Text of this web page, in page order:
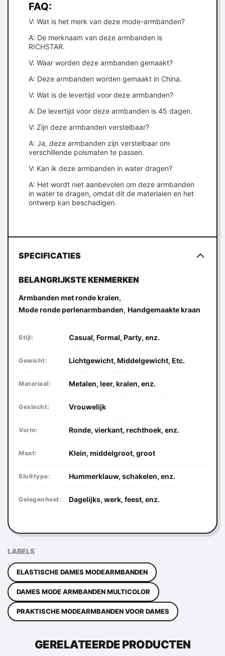
FAQ:
V: Wat is het merk van deze mode-armbanden?
A: De merknaam van deze armbanden is
RICHSTAR.
V: Waar worden deze armbanden gemaakt?
A: Deze armbanden worden gemaakt in China.
V: Wat is de levertijd voor deze armbanden?
A: De levertijd voor deze armbanden is 45 dagen.
V: Zijn deze armbanden verstelbaar?
A: Ja, deze armbanden zijn verstelbaar om
verschillende polsmaten te passen.
V: Kan ik deze armbanden in water dragen?
A: Het wordt niet aanbevolen om deze armbanden
in water te dragen, omdat dit de materialen en het
ontwerp kan beschadigen.
SPECIFICATIES
BELANGRIJKSTE KENMERKEN
Armbanden met ronde kralen,
Mode ronde perlenarmbanden, Handgemaakte kraan
Stijl: Casual, Formal, Party, enz.
Gewicht: Lichtgewicht, Middelgewicht, Etc.
Materiaal: Metalen, leer, kralen, enz.
Geslacht: Vrouwelijk
Vorm: Ronde, vierkant, rechthoek, enz.
Maat: Klein, middelgroot, groot
Sluittype: Hummerklauw, schakelen, enz.
Gelegenheid: Dagelijks, werk, feest, enz.
LABELS
ELASTISCHE DAMES MODEARMBANDEN
DAMES MODE ARMBANDEN MULTICOLOR
PRAKTISCHE MODEARMBANDEN VOOR DAMES
GERELATEERDE PRODUCTEN